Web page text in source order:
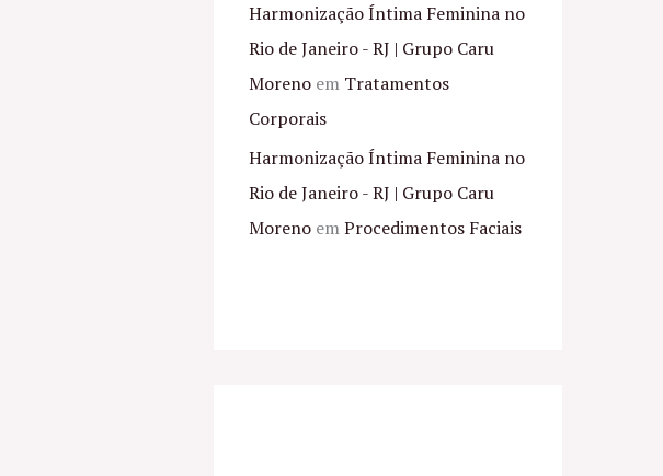
Harmonização Íntima Feminina no
Rio de Janeiro - RJ | Grupo Caru
Moreno em Tratamentos
Corporais
Harmonização Íntima Feminina no
Rio de Janeiro - RJ | Grupo Caru
Moreno emProcedimentos Faciais